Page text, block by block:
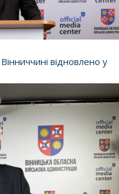
відновлено у